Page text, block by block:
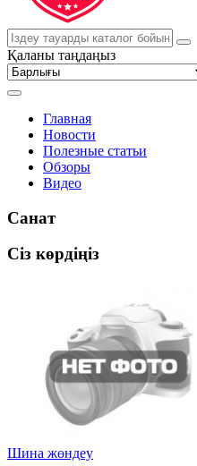
Қаланы таңдаңыз
Главная
Новости
Полезные статьи
Обзоры
Видео
Санат
Сіз көрдіңіз
Шина жөндеу